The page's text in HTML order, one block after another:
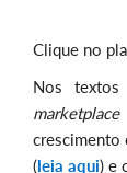
Clique no
Nos textos
marketplace
crescimento
(leia aqui) e